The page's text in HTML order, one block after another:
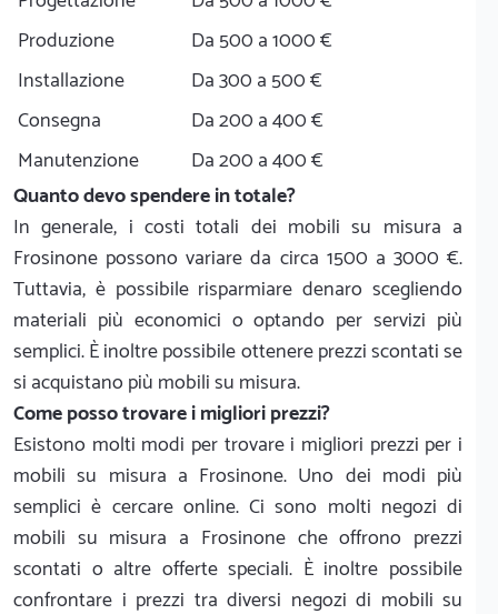
Produzione
Da 500 a 1000 €
Installazione
Da 300 a 500 €
Consegna
Da 200 a 400 €
Manutenzione
Da 200 a 400 €
Quanto devo spendere in totale?
In generale, i costi totali dei mobili su misura a
Frosinone possono variare da circa 1500 a 3000 €.
Tuttavia, è possibile risparmiare denaro scegliendo
materiali più economici o optando per servizi più
semplici. È inoltre possibile ottenere prezzi scontati se
si acquistano più mobili su misura.
Come posso trovare i migliori prezzi?
Esistono molti modi per trovare i migliori prezzi per i
mobili su misura a Frosinone. Uno dei modi più
semplici è cercare online. Ci sono molti negozi di
mobili su misura a Frosinone che offrono prezzi
scontati o altre offerte speciali. È inoltre possibile
confrontare i prezzi tra diversi negozi di mobili su